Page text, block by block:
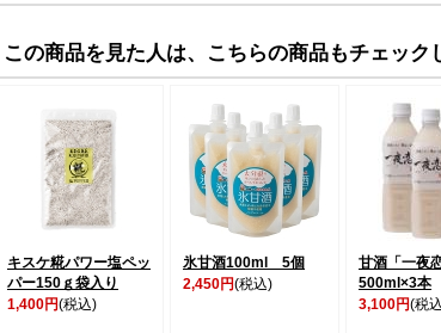
この商品を見た人は、こちらの商品もチェック
キスケ糀パワー塩ペッ
パー150ｇ袋入り
1,400円(税込)
氷甘酒100ml 5個
2,450円(税込)
甘酒「一夜恋
500ml×3本
3,100円(税